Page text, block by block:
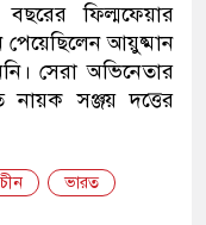
গ্যাংয়ের চার শিশু
প্রস্তুতিকালে
ফিল্মফেয়ার
পেয়েছিলেন আয়ুষ্মান
সেরা অভিনেতার
নায়ক সঞ্জয় দত্তের
চীন ভারত